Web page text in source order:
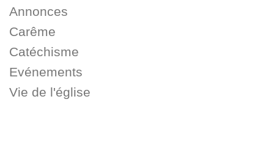
Annonces
Carême
Catéchisme
Evénements
Vie de l'église